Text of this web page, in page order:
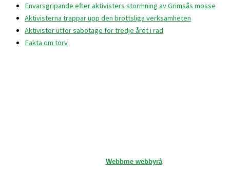
Envarsgripande efter aktivisters stormning av Grimsås mosse
Aktivisterna trappar upp den brottsliga verksamheten
Aktivister utför sabotage för tredje året i rad
Fakta om torv
Webbme webbyrå